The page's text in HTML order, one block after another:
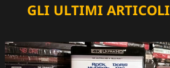
GLI ULTIMI ARTICOLI